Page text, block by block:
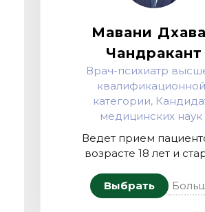
Мавани
Чандракант
Врач-психиатр
квалификационной
категории,
медицинских наук
Ведет прием
возрасте 18 лет и
Выбрать